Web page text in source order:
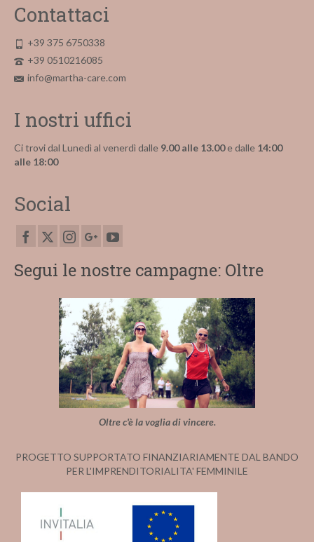
Contattaci
+39 375 6750338
+39 0510216085
info@martha-care.com
I nostri uffici
Ci trovi dal Lunedì al venerdì dalle 9.00 alle 13.00e dalle 14:00
alle 18:00
Social
Segui le nostre campagne: Oltre
Oltre c'è la voglia di vincere.
PROGETTO SUPPORTATO FINANZIARIAMENTE DAL BANDO
PER L'IMPRENDITORIALITA' FEMMINILE